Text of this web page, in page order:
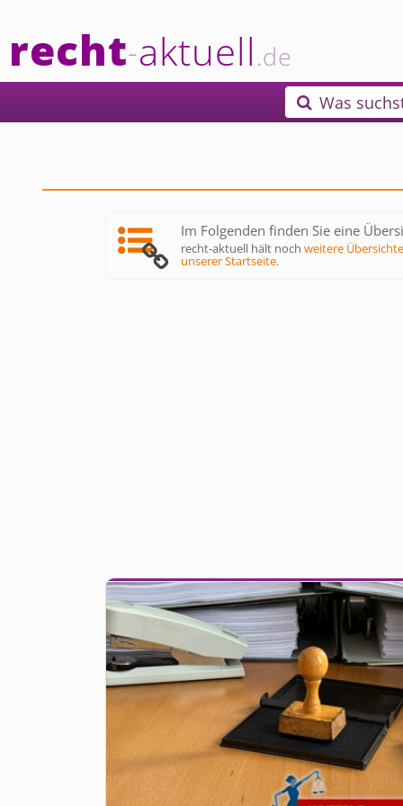
recht-aktuell.de
 Was
Im Folgenden finden Sie eine
recht-aktuell hält nochweitere
unserer Startseite.